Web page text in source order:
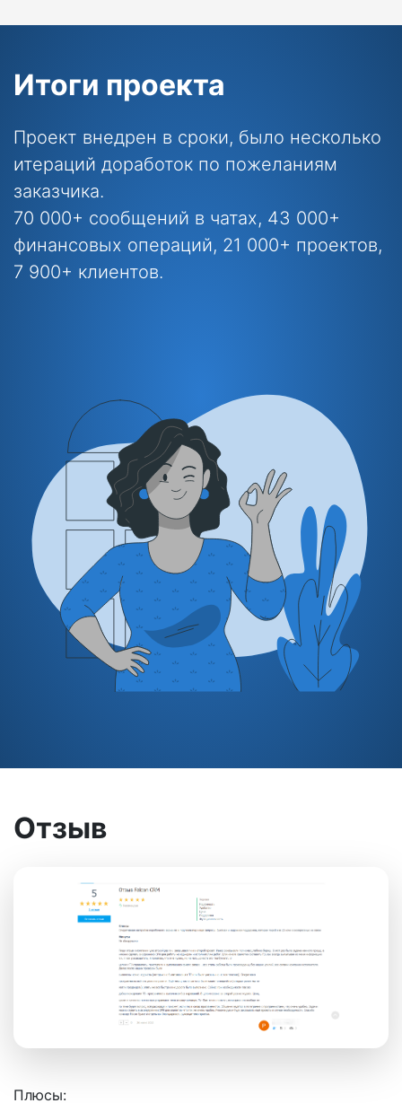
Итоги проекта
Проект внедрен в сроки, было несколько
итераций доработок по пожеланиям
заказчика.
70 000+ сообщений в чатах, 43 000+
финансовых операций, 21 000+ проектов,
7 900+ клиентов.
Отзыв
Плюсы: